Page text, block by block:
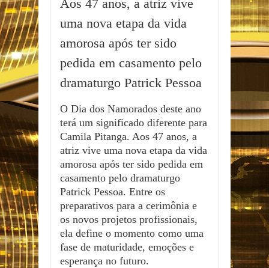
Aos 47 anos, a atriz vive
uma nova etapa da vida
amorosa após ter sido
pedida em casamento pelo
dramaturgo Patrick Pessoa
O Dia dos Namorados deste ano
terá um significado diferente para
Camila Pitanga. Aos 47 anos, a
atriz vive uma nova etapa da vida
amorosa após ter sido pedida em
casamento pelo dramaturgo
Patrick Pessoa. Entre os
preparativos para a cerimônia e
os novos projetos profissionais,
ela define o momento como uma
fase de maturidade, emoções e
esperança no futuro.